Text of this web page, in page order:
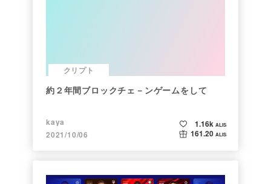
クリプト
約２年間ブロックチェ－ンゲームをして
kaya
2021/10/06
1.16k ALIS
161.20 ALIS